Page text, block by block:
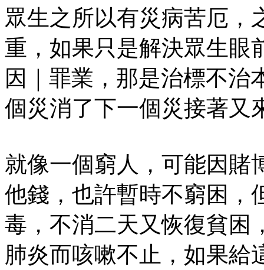
眾生之所以有災病苦厄，
重，如果只是解決眾生眼
因｜罪業，那是治標不治
個災消了下一個災接著又
就像一個窮人，可能因賭
他錢，也許暫時不窮困，
毒，不消二天又恢復貧困
肺炎而咳嗽不止，如果給